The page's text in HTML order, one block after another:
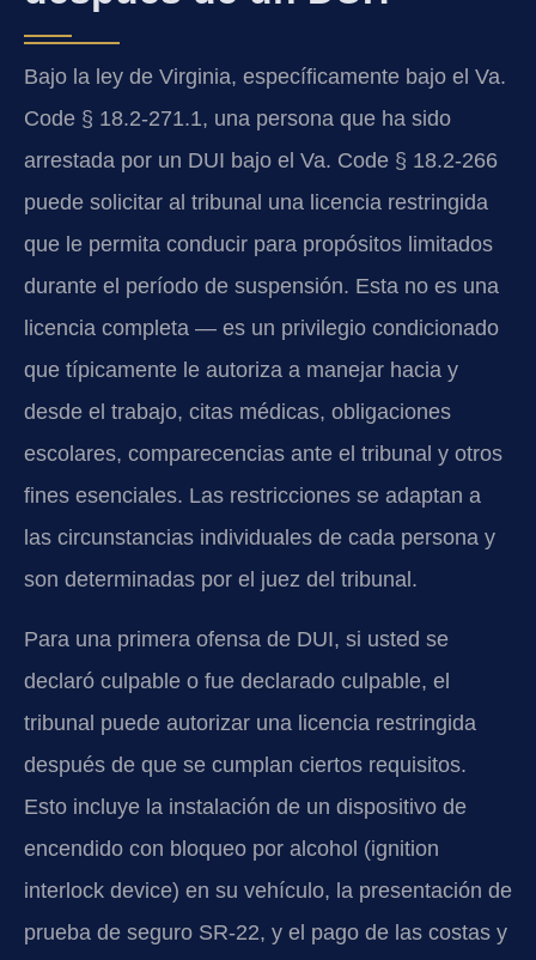
Bajo la ley de Virginia, específicamente bajo el Va.
Code § 18.2-271.1, una persona que ha sido
arrestada por un DUI bajo el Va. Code § 18.2-266
puede solicitar al tribunal una licencia restringida
que le permita conducir para propósitos limitados
durante el período de suspensión. Esta no es una
licencia completa — es un privilegio condicionado
que típicamente le autoriza a manejar hacia y
desde el trabajo, citas médicas, obligaciones
escolares, comparecencias ante el tribunal y otros
fines esenciales. Las restricciones se adaptan a
las circunstancias individuales de cada persona y
son determinadas por el juez del tribunal.
Para una primera ofensa de DUI, si usted se
declaró culpable o fue declarado culpable, el
tribunal puede autorizar una licencia restringida
después de que se cumplan ciertos requisitos.
Esto incluye la instalación de un dispositivo de
encendido con bloqueo por alcohol (ignition
interlock device) en su vehículo, la presentación de
prueba de seguro SR-22, y el pago de las costas y